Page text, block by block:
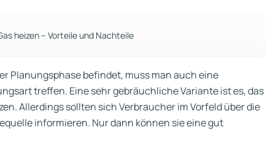
heizen – Vorteile und Nachteile
Planungsphase befindet, muss man auch eine
treffen. Eine sehr gebräuchliche Variante ist es, das
Allerdings sollten sich Verbraucher im Vorfeld über die
informieren. Nur dann können sie eine gut